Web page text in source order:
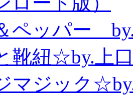
ペッパー
靴紐☆by.上
マジック